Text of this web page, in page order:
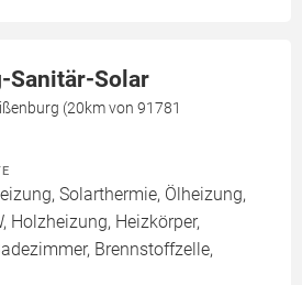
Sanitär-Solar
(20km von 91781
Solarthermie, Ölheizung,
Holzheizung, Heizkörper,
Brennstoffzelle,